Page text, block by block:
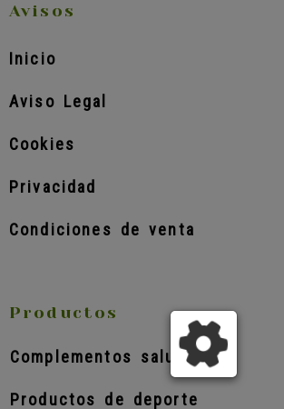
Avisos
Inicio
Aviso Legal
Cookies
Privacidad
Condiciones de venta
Productos
Complementos salud
Productos de deporte